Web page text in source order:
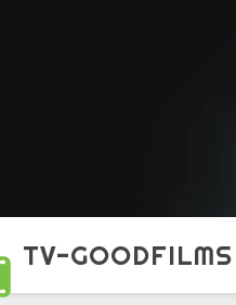
TV-GOODFILMS